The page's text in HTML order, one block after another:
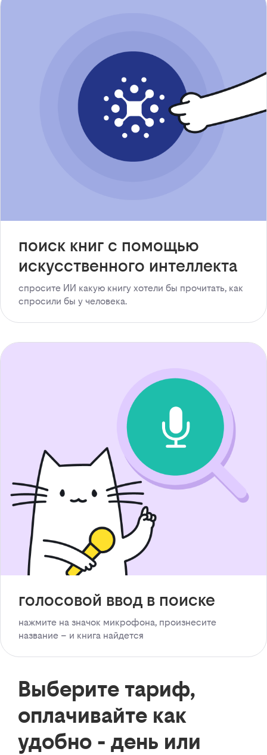
поиск книг с помощью
искусственного интеллекта
спросите ИИ какую книгу хотели бы прочитать, как
спросили бы у человека.
голосовой ввод в поиске
нажмите на значок микрофона, произнесите
название – и книга найдется
Выберите тариф,
оплачивайте как
удобно - день или